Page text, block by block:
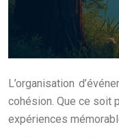
L’organisation
cohésion. Que ce soit
expériences